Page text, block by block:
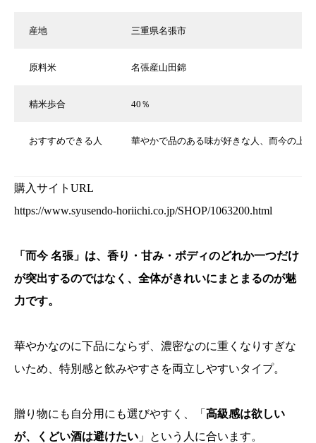
産地 三重県名張市
原料米 名張産山田錦
精米歩合 40％
おすすめできる人 華やかで品のある味が好きな人、而今の上
購入サイトURL
https://www.syusendo-horiichi.co.jp/SHOP/1063200.html
「而今 名張」は、香り・甘み・ボディのどれか一つだけ
が突出するのではなく、全体がきれいにまとまるのが魅
力です。
華やかなのに下品にならず、濃密なのに重くなりすぎな
いため、特別感と飲みやすさを両立しやすいタイプ。
贈り物にも自分用にも選びやすく、「 高級感は欲しい
が、くどい酒は避けたい 」という人に合います。